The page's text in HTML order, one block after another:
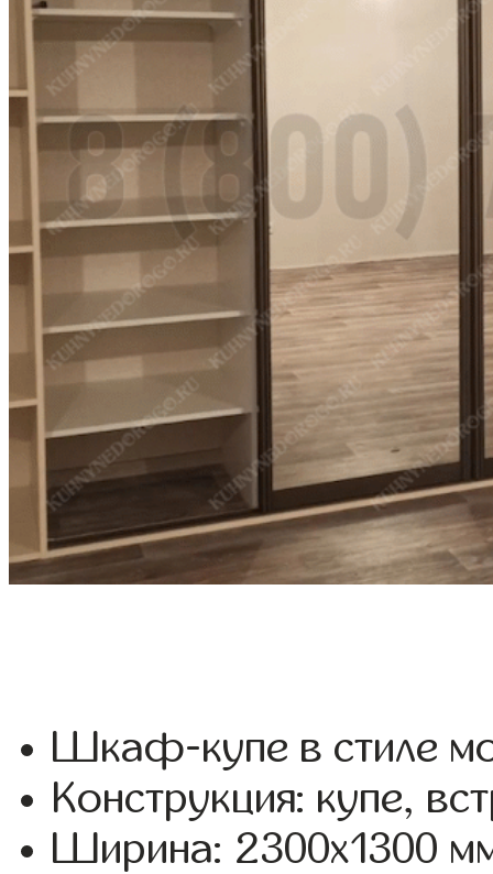
Шкаф-купе в стиле
Конструкция: купе,
Ширина: 2300x1300